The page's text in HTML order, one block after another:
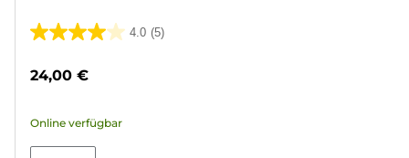
4.0 (5)
4.0
5
5
Bewertungen
24,00 €
Online verfügbar